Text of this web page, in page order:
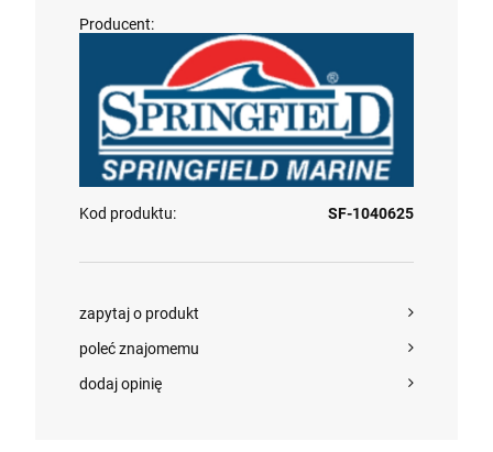
Producent:
Kod produktu: SF-1040625
zapytaj o produkt
poleć znajomemu
dodaj opinię